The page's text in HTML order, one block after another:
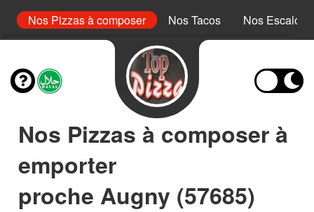
Nos Pizzas à composer Nos Tacos Nos
Nos Pizzas à composer à
emporter
proche Augny (57685)